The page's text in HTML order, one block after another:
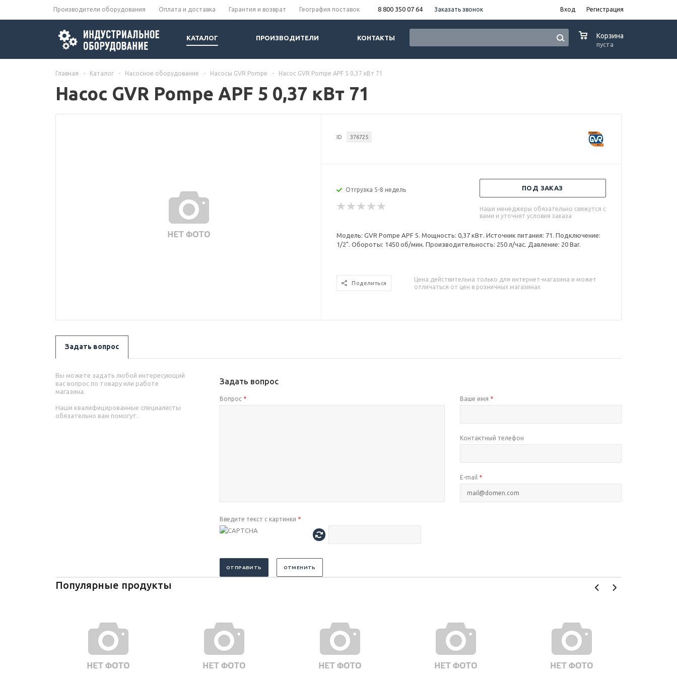
Производители оборудования Оплата и доставка Гарантия и возврат География поставок 8 800 350 07 64 Заказать звонок Вход Регистрация
КАТАЛОГ ПРОИЗВОДИТЕЛИ КОНТАКТЫ Корзина
пуста
Главная - Каталог - Насосное оборудование - Насосы GVR Pompe - Насос GVR Pompe APF 5 0,37 кВт 71
Насос GVR Pompe APF 5 0,37 кВт 71
ID 376725
Отгрузка 5-8 недель ПОД ЗАКАЗ
Наши менеджеры обязательно свяжутся с
вами и уточнят условия заказа
Модель: GVR Pompe APF 5. Мощность: 0,37 кВт. Источник питания: 71. Подключение:
1/2". Обороты: 1450 об/мин. Производительность: 250 л/час. Давление: 20 Bar.
Поделиться
Цена действительна только для интернет-магазина и может
отличаться от цен в розничных магазинах
Задать вопрос
Вы можете задать любой интересующий
вас вопрос по товару или работе
магазина.
Наши квалифицированные специалисты
обязательно вам помогут.
Задать вопрос
Вопрос * Ваше имя *
Контактный телефон
E-mail *
Введите текст с картинки *
ОТПРАВИТЬ ОТМЕНИТЬ
Популярные продукты